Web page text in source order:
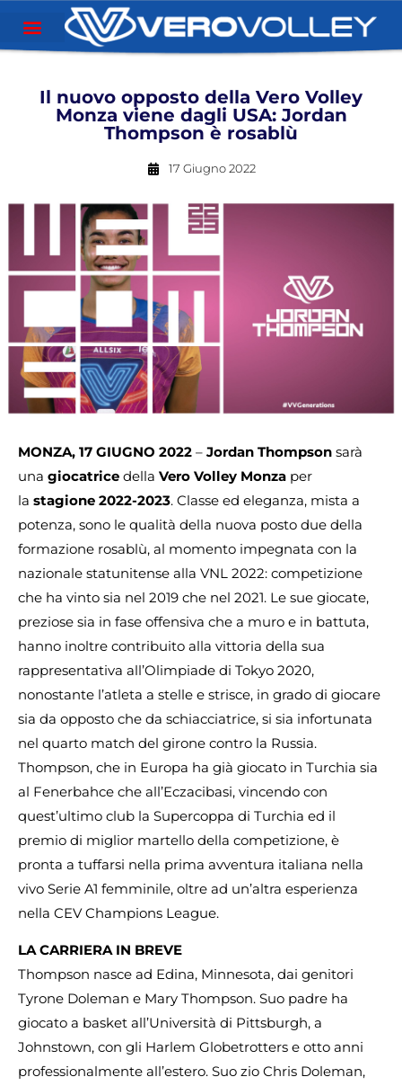
Il nuovo opposto della Vero Volley
Monza viene dagli USA: Jordan
Thompson è rosablù
17 Giugno 2022
MONZA, 17 GIUGNO 2022 – Jordan Thompson sarà
una giocatrice della Vero Volley Monza per
la stagione 2022-2023. Classe ed eleganza, mista a
potenza, sono le qualità della nuova posto due della
formazione rosablù, al momento impegnata con la
nazionale statunitense alla VNL 2022: competizione
che ha vinto sia nel 2019 che nel 2021. Le sue giocate,
preziose sia in fase offensiva che a muro e in battuta,
hanno inoltre contribuito alla vittoria della sua
rappresentativa all’Olimpiade di Tokyo 2020,
nonostante l’atleta a stelle e strisce, in grado di giocare
sia da opposto che da schiacciatrice, si sia infortunata
nel quarto match del girone contro la Russia.
Thompson, che in Europa ha già giocato in Turchia sia
al Fenerbahce che all’Eczacibasi, vincendo con
quest’ultimo club la Supercoppa di Turchia ed il
premio di miglior martello della competizione, è
pronta a tuffarsi nella prima avventura italiana nella
vivo Serie A1 femminile, oltre ad un’altra esperienza
nella CEV Champions League.
LA CARRIERA IN BREVE
Thompson nasce ad Edina, Minnesota, dai genitori
Tyrone Doleman e Mary Thompson. Suo padre ha
giocato a basket all’Università di Pittsburgh, a
Johnstown, con gli Harlem Globetrotters e otto anni
professionalmente all’estero. Suo zio Chris Doleman,